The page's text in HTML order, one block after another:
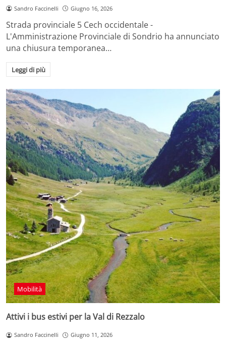
Sandro Faccinelli Giugno 16, 2026
Strada provinciale 5 Cech occidentale -
L'Amministrazione Provinciale di Sondrio ha annunciato
una chiusura temporanea…
Leggi di più
Mobilità
Attivi i bus estivi per la Val di Rezzalo
Sandro Faccinelli Giugno 11, 2026